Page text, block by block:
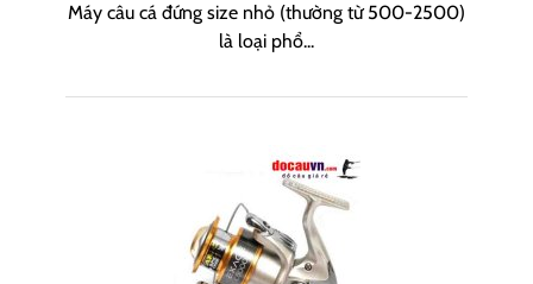
Máy câu cá đứng size nhỏ (thường từ 500-2500)
là loại phổ...